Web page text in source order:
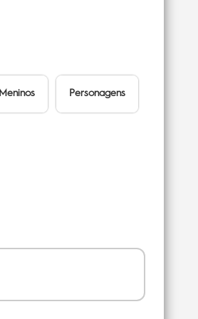
Meninos Personagens